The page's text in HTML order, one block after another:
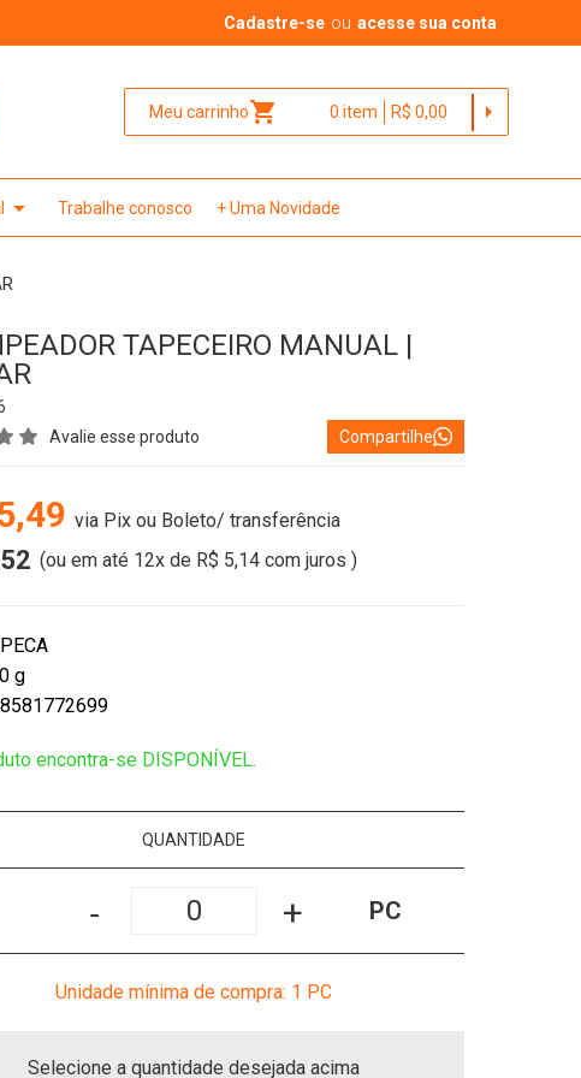
Cadastre-se ou acesse sua conta
Meu carrinhoshopping_cart 0item R$ 0,00 arrow_right
arrow_drop_down Trabalhe conosco + Uma Novidade
TAPECEIRO MANUAL |
Avalie esse produto
Compartilhe
via Pix ou Boleto/ transferência
(ou em até 12x de R$ 5,14 com juros )
g
encontra-se DISPONÍVEL.
QUANTIDADE
- + PC
Unidade mínima de compra: 1 PC
Selecione a quantidade desejada acima